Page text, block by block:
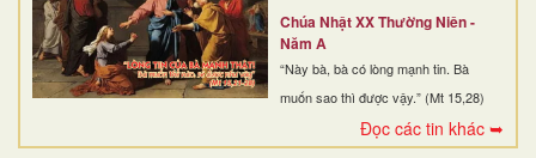
Chúa Nhật XX Thường Niên -
Năm A
“Này bà, bà có lòng mạnh tin. Bà
muốn sao thì được vậy.” (Mt 15,28)
Đọc các tin khác ➥
BAN MỤC VỤ
ĐOÀN THỂ CG